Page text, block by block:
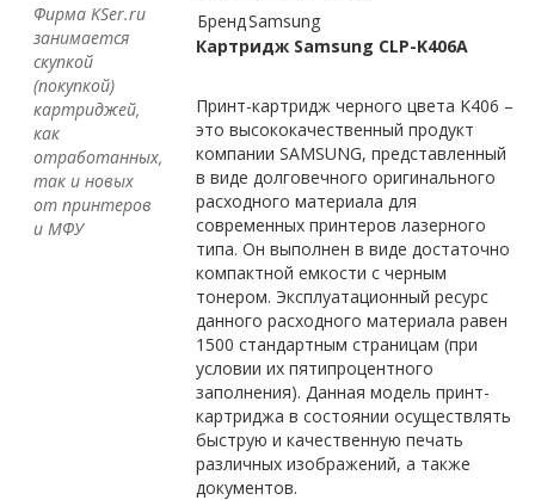
Фирма KSer.ru
занимается
скупкой
(покупкой)
картриджей,
как
отработанных,
так и новых
от принтеров
и МФУ
БрендSamsung
Картридж Samsung CLP-K406A
Принт-картридж черного цвета K406 –
это высококачественный продукт
компании SAMSUNG, представленный
в виде долговечного оригинального
расходного материала для
современных принтеров лазерного
типа. Он выполнен в виде достаточно
компактной емкости с черным
тонером. Эксплуатационный ресурс
данного расходного материала равен
1500 стандартным страницам (при
условии их пятипроцентного
заполнения). Данная модель принт-
картриджа в состоянии осуществлять
быструю и качественную печать
различных изображений, а также
документов.